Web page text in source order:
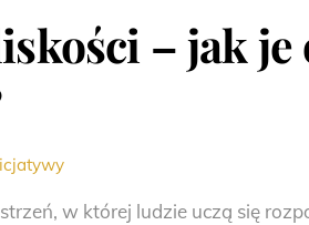
– jak
w której ludzie uczą się